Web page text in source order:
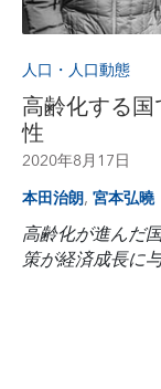
人口・人口動態
高齢化する
性
2020年8月17日
本田治朗, 宮本弘曉
高齢化が進んだ
策が経済成長に